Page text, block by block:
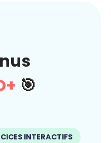
🎯
INTERACTIFS